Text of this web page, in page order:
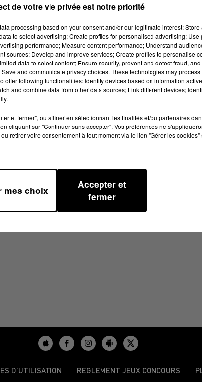
D’UTILISATION REGLEMENT JEUX CONCOURS
de votre vie privée est notre priorité
processing based on your consent and/or our legitimate interest: Store
to select advertising; Create profiles for personalised advertising; Use
performance; Measure content performance; Understand
sources; Develop and improve services; Create profiles to personalise
data to select content; Ensure security, prevent and detect fraud, and
and communicate privacy choices. These technologies may process
offer following functionalities: Identify devices based on information
and combine data from other data sources; Link different devices;
et fermer", ou affiner en sélectionnant les finalités et/ou partenaires
cliquant sur "Continuer sans accepter". Vos préférences ne
retirer votre consentement à tout moment via le lien "Gérer les cookies"
mes choix
Accepter et
fermer